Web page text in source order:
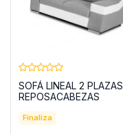
SOFÁ LINEAL 2 PLAZAS
REPOSACABEZAS
ANCHOS 190 EVA GRIS
Finaliza